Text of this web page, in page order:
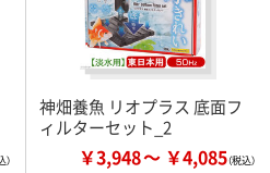
神畑養魚 リオプラス 底面フ
ィルターセット_2
￥3,948 ￥4,085